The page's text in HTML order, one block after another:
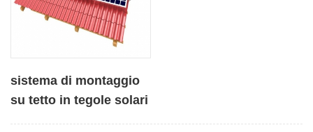
sistema di montaggio
su tetto in tegole solari